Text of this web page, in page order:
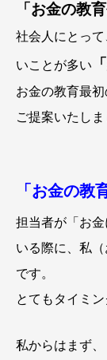
「お金の教
社会人にとっ
いことが多い
お金の教育最
ご提案いたしま
「お金の教
担当者が「お
いる際に、私
です。
とてもタイミ
私からはまず